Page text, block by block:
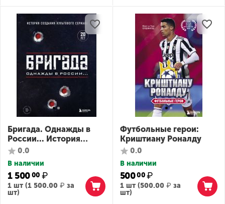
Бригада. Однажды в
России... История
создания культового
сериала
0.0
В наличии
1 50000 ₽
1 шт (1 500.00 ₽ за
шт)
Футбольные герои:
Криштиану Роналду
0.0
В наличии
50000₽
1 шт (500.00₽ за
шт)